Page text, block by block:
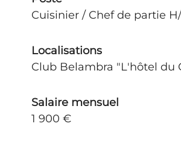
Cuisinier / Chef de partie
Localisations
Club Belambra "L'hôtel du
Salaire mensuel
1 900 €